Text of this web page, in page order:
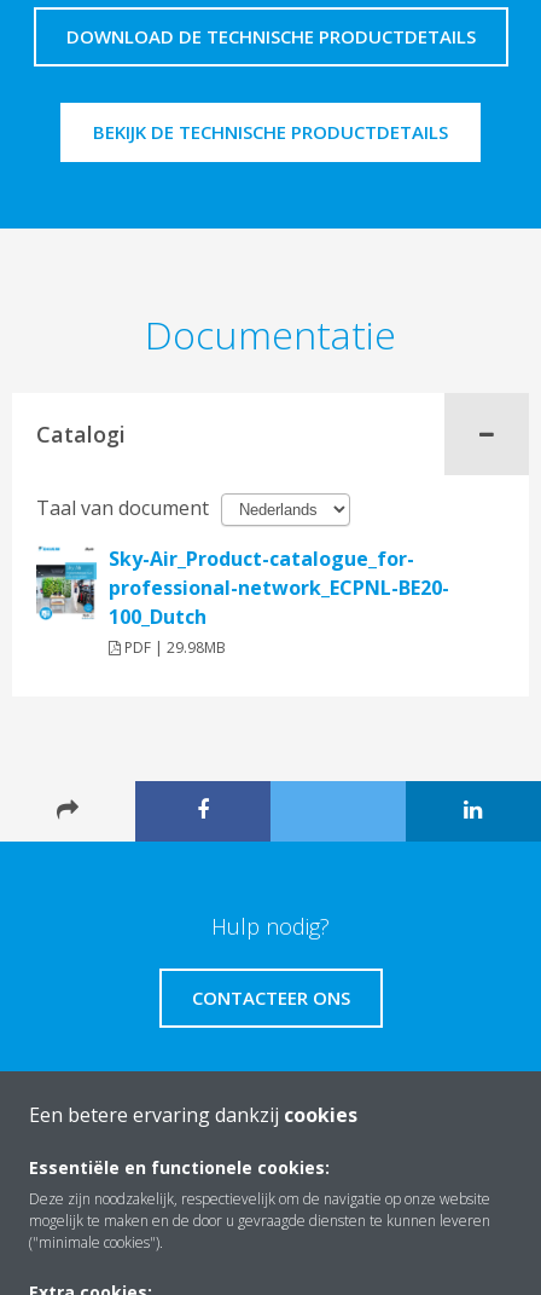
DOWNLOAD DE TECHNISCHE PRODUCTDETAILS
BEKIJK DE TECHNISCHE PRODUCTDETAILS
Documentatie
Catalogi
Taal van document
Sky-Air_Product-catalogue_for-
professional-network_ECPNL-BE20-
100_Dutch
PDF | 29.98MB
Hulp nodig?
CONTACTEER ONS
Oplossingen
Een betere ervaring dankzij cookies
Essentiële en functionele cookies:
Deze zijn noodzakelijk, respectievelijk om de navigatie op onze website
mogelijk te maken en de door u gevraagde diensten te kunnen leveren
("minimale cookies").